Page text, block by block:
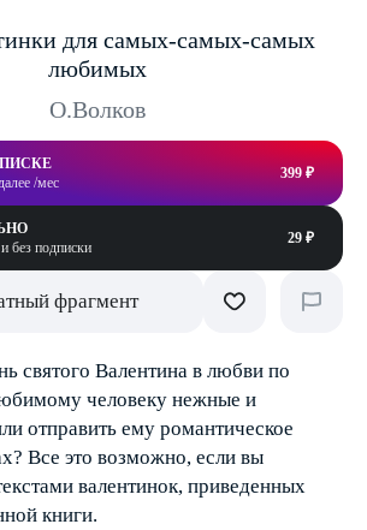
для самых-самых-самых
любимых
О.Волков
/мес
399 ₽
без подписки
29 ₽
фрагмент
святого Валентина в любви по
человеку нежные и
отправить ему романтическое
Все это возможно, если вы
валентинок, приведенных
книги.